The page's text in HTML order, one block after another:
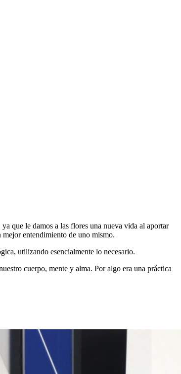
que le damos a las flores una nueva vida al aportar
mejor entendimiento de uno mismo.
utilizando esencialmente lo necesario.
cuerpo, mente y alma. Por algo era una práctica